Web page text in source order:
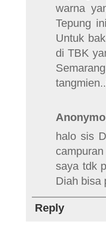
warna
Tepung
Untuk
di TBK
halo sis
saya tdk
Diah bisa
Reply